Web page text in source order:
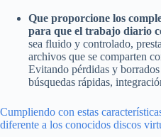
Que proporcione los
para que el trabajo diario
sea fluido y controlado,
archivos que se comparten
Evitando pérdidas y
búsquedas rápidas,
Cumpliendo con estas
diferente a los conocidos discos